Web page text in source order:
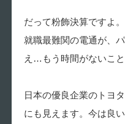
だって粉飾決算ですよ
就職最難関の電通が、
え…もう時間がないこ
日本の優良企業のトヨ
にも見えます。今は良